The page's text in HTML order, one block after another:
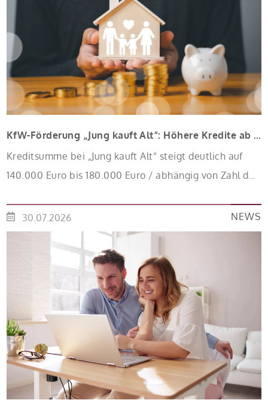
KfW-Förderung „Jung kauft Alt“: Höhere Kredite ab August 2026
Kreditsumme bei „Jung kauft Alt“ steigt deutlich auf
140.000 Euro bis 180.000 Euro / abhängig von Zahl der
verbilligt: Heutiger Zins bei 0,53 Prozent effektiv bei 35
Jahren Laufzeit und 10 Jahren Zinsbindung
Antragstellende verpflichten sich zu energetischer
Sanierung binnen 54 Monaten nach Förderzusage /
Sanierung in Einzelmaßnahmen […]
30.07.2026 NEWS